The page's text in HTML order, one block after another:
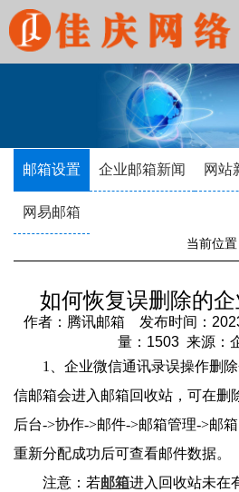
邮箱设置 企业邮箱新闻 网站
网易邮箱
当前位置
如何恢复误删除的
作者：腾讯邮箱 发布时间：
量：1503 来源：
1、企业微信通讯录误操作删
信邮箱会进入邮箱回收站，可在删
后台->协作->邮件->邮箱管理->邮
重新分配成功后可查看邮件数据。
注意：若邮箱进入回收站未在